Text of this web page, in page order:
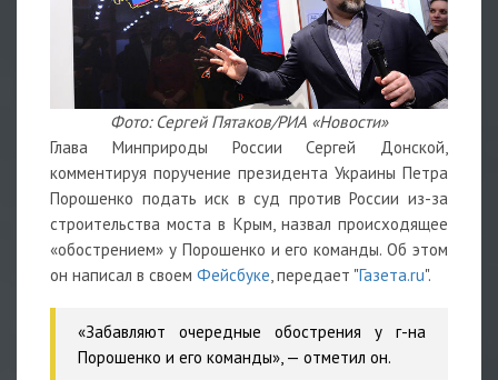
Фото: Сергей Пятаков/РИА «Новости»
Глава Минприроды России Сергей Донской,
комментируя поручение президента Украины Петра
Порошенко подать иск в суд против России из-за
строительства моста в Крым, назвал происходящее
«обострением» у Порошенко и его команды. Об этом
он написал в своем Фейсбуке, передает "Газета.ru".
«Забавляют очередные обострения у г-на
Порошенко и его команды», — отметил он.